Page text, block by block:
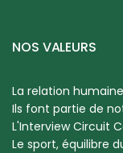
NOS VALEURS
La relation
Ils font partie de
L'Interview Circuit
Le sport, équilibre